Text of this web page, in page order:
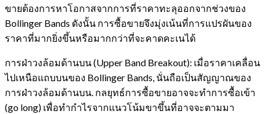
ขายต้องการหาโอกาสจากการที่ราคาทะลุออกจากช่วงของ
Bollinger Bands ดังนั้น การซื้อขายจึงมุ่งเน้นที่การแปรผันของ
ราคาที่มากยิ่งขึ้นหรือมากกว่าที่จะคาดคะเนได้
การฝ่าวงล้อมด้านบน (Upper Band Breakout): เมื่อราคาเคลื่อน
ไปเหนือแถบบนของ Bollinger Bands, นั่นถือเป็นสัญญาณของ
การฝ่าวงล้อมด้านบน. กลยุทธ์การซื้อขายอาจจะทำการซื้อเข้า
(go long) เพื่อทำกำไรจากแนวโน้มขาขึ้นที่อาจจะตามมา